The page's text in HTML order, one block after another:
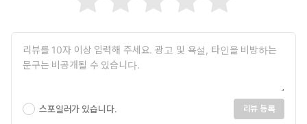
스포일러가 있습니다. 리뷰 등록